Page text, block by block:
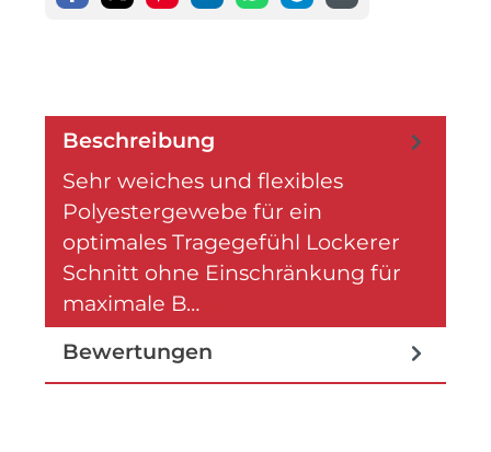
Beschreibung
Sehr weiches und flexibles
Polyestergewebe für ein
optimales Tragegefühl Lockerer
Schnitt ohne Einschränkung für
maximale B…
Bewertungen